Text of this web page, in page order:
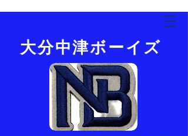
​大分中津ボーイズ